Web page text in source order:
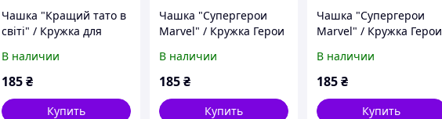
Чашка "Кращий тато в
світі" / Кружка для
В наличии
185₴
Купить
Чашка "Супергерои
Marvel" / Кружка Герои
В наличии
185₴
Купить
Чашка "Супергерои
Marvel" / Кружка Герои
В наличии
185₴
Купить